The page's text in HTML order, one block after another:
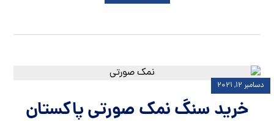
خرید سنگ نمک صورتی پاکستان
دسامبر ۱۲, ۲۰۲۱